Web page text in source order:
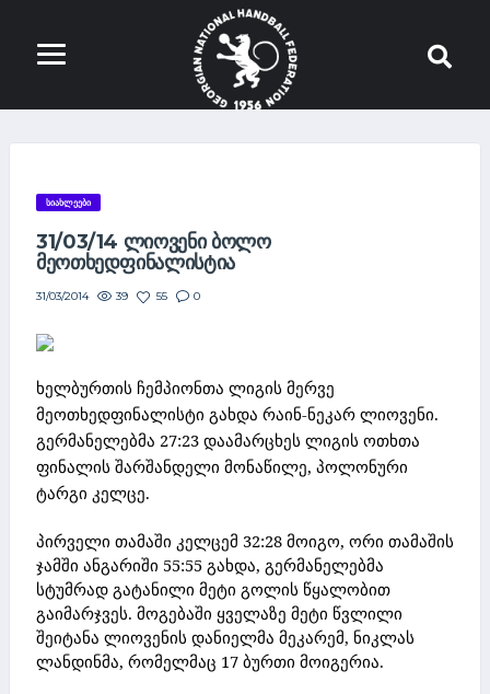
ᲡᲘᲐᲮᲚᲔᲔᲑᲘ
31/03/14 ᲚᲘᲝᲕᲔᲜᲘ ᲑᲝᲚᲝ
ᲛᲔᲝᲗᲮᲔᲓᲤᲘᲜᲐᲚᲘᲡᲢᲘᲐ
31/03/2014 39 55 0
ხელბურთის ჩემპიონთა ლიგის მერვე
მეოთხედფინალისტი გახდა რაინ-ნეკარ ლიოვენი.
გერმანელებმა 27:23 დაამარცხეს ლიგის ოთხთა
ფინალის შარშანდელი მონაწილე, პოლონური
ტარგი კელცე.
პირველი თამაში კელცემ 32:28 მოიგო, ორი თამაშის
ჯამში ანგარიში 55:55 გახდა, გერმანელებმა
სტუმრად გატანილი მეტი გოლის წყალობით
გაიმარჯვეს. მოგებაში ყველაზე მეტი წვლილი
შეიტანა ლიოვენის დანიელმა მეკარემ, ნიკლას
ლანდინმა, რომელმაც 17 ბურთი მოიგერია.